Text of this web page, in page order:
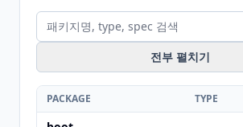
전부 펼치기
PACKAGE TYPE